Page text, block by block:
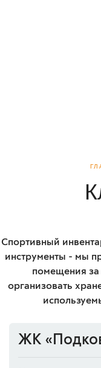
Спортивный
инструменты - мы
помещения за
организовать
ЖК